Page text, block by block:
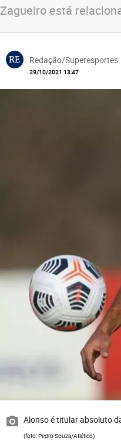
Zagueiro está
RE Redação/Superesportes
29/10/2021 13:47
Alonso é titular absoluto
(foto: Pedro Souza/Atlético)